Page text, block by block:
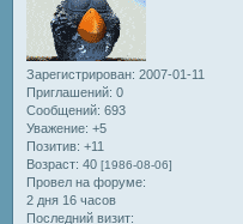
Зарегистрирован: 2007-01-11
Приглашений: 0
Сообщений: 693
Уважение: +5
Позитив: +11
Возраст: 40 [1986-08-06]
Провел на форуме:
2 дня 16 часов
Последний визит: